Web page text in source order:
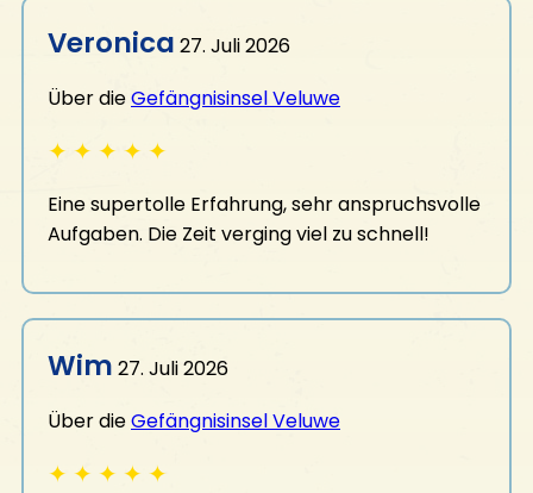
Kontakt aufnehmen
Die Öffnungszeiten
FAQ
Offene Stellen
Veronica 27. Juli 2026
Über dieGefängnisinsel Veluwe
✦ ✦ ✦ ✦ ✦
Eine supertolle Erfahrung, sehr anspruchsvolle
Aufgaben. Die Zeit verging viel zu schnell!
Wim 27. Juli 2026
Über dieGefängnisinsel Veluwe
✦ ✦ ✦ ✦ ✦